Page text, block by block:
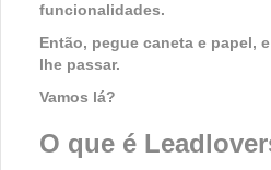
funcionalidades.
Então, pegue caneta e papel,
lhe passar.
Vamos lá?
O que é